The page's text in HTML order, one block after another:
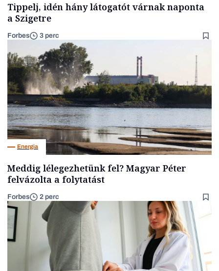
Tippelj, idén hány látogatót várnak naponta
a Szigetre
Forbes 3 perc
Energia
Meddig lélegezhetünk fel? Magyar Péter
felvázolta a folytatást
Forbes 2 perc